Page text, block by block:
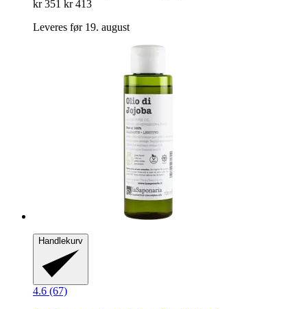
kr 351 kr 413
Leveres før 19. august
Handlekurv
4.6 (67)